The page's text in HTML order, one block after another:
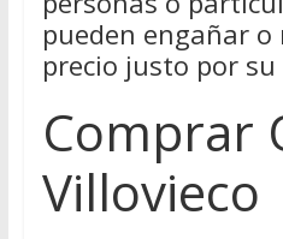
pueden engañar o
precio justo por su
Comprar
Villovieco